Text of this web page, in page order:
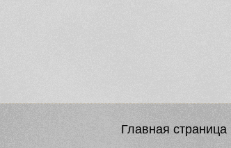
Главная страница